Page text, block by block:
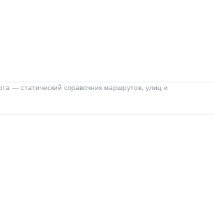
— статический справочник маршрутов, улиц и